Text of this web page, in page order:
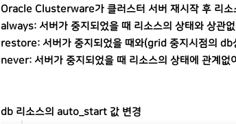
Oracle Clusterware가 클러스터 서버 재시작 후 리소
always: 서버가 중지되었을 때 리소스의 상태와 상관
restore: 서버가 중지되었을 때와(grid 중지시점의 db
never: 서버가 중지되었을 때 리소스의 상태에 관계없이
db 리소스의 auto_start 값 변경